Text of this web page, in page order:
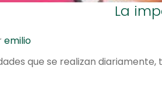
La
emilio
que se realizan